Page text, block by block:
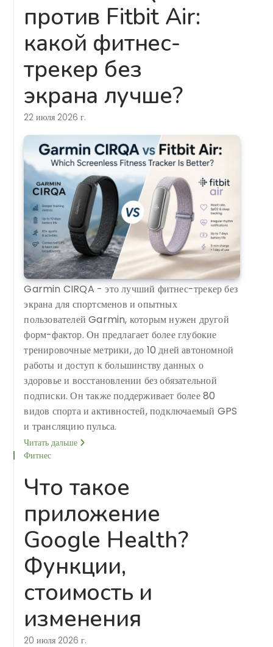
против Fitbit Air:
какой фитнес-
трекер без
экрана лучше?
22 июля 2026 г.
Garmin CIRQA - это лучший фитнес-трекер без
экрана для спортсменов и опытных
пользователей Garmin, которым нужен другой
форм-фактор. Он предлагает более глубокие
тренировочные метрики, до 10 дней автономной
работы и доступ к большинству данных о
здоровье и восстановлении без обязательной
подписки. Он также поддерживает более 80
видов спорта и активностей, подключаемый GPS
и трансляцию пульса.
Читать дальше
Фитнес
Что такое
приложение
Google Health?
Функции,
стоимость и
изменения
20 июля 2026 г.